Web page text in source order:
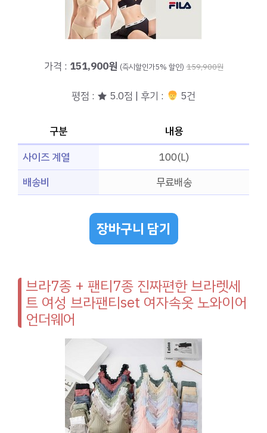
가격 : 151,900원 (즉시할인가5% 할인) 159,900원
평점 : ★ 5.0점 | 후기 : 5건
구분
내용
사이즈 계열
100(L)
배송비
무료배송
장바구니 담기
브라7종 + 팬티7종 진짜편한 브라렛세
트 여성 브라팬티set 여자속옷 노와이어
언더웨어